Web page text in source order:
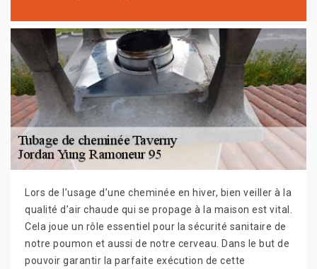
Lors de l’usage d’une cheminée en hiver, bien veiller à la
qualité d’air chaude qui se propage à la maison est vital.
Cela joue un rôle essentiel pour la sécurité sanitaire de
notre poumon et aussi de notre cerveau. Dans le but de
pouvoir garantir la parfaite exécution de cette